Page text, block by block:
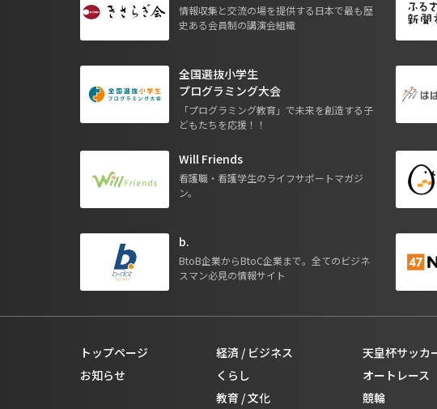
情報収集と交流の場を提供する日本で最も歴
史ある会員制の講演会組織
全国選抜小学生
プログラミング大会
「プログラミング教育」で未来を創造する子
どもたちを応援！！
Will Friends
看護職・看護学生のライフサポートマガジ
ン。
b.
BtoB企業からBtoC企業まで。全てのビジネ
スマン必見の情報サイト
トップページ
お知らせ
経済 / ビジネス
くらし
教育 / 文化
天皇杯サッカ
オートレース
競輪